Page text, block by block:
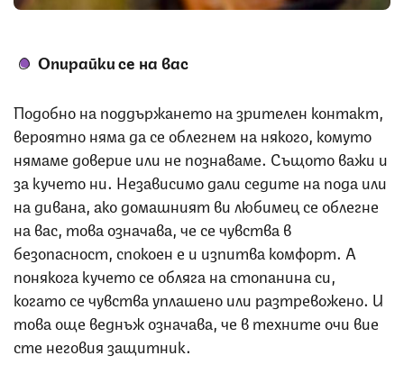
Опирайки се на вас
Подобно на поддържането на зрителен контакт,
вероятно няма да се облегнем на някого, комуто
нямаме доверие или не познаваме. Същото важи и
за кучето ни. Независимо дали седите на пода или
на дивана, ако домашният ви любимец се облегне
на вас, това означава, че се чувства в
безопасност, спокоен е и изпитва комфорт. А
понякога кучето се обляга на стопанина си,
когато се чувства уплашено или разтревожено. И
това още веднъж означава, че в техните очи вие
сте неговия защитник.